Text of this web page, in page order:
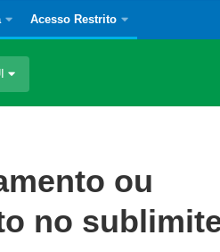
Acesso Restrito
ou
no